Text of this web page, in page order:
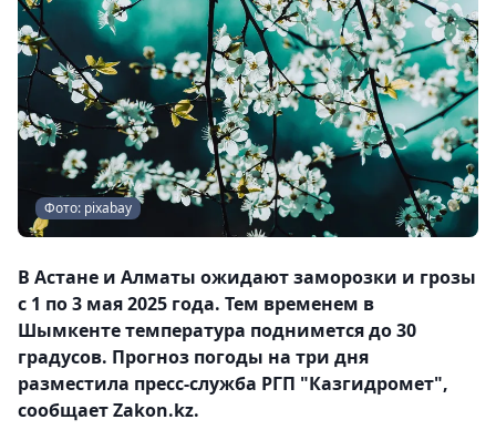
Фото: pixabay
В Астане и Алматы ожидают заморозки и грозы
с 1 по 3 мая 2025 года. Тем временем в
Шымкенте температура поднимется до 30
градусов. Прогноз погоды на три дня
разместила пресс-служба РГП "Казгидромет",
сообщает Zakon.kz.